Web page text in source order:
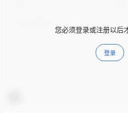
您必须登录或注册以后
登录